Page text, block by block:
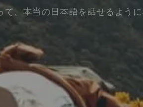
て、本当の日本語を話せるよう